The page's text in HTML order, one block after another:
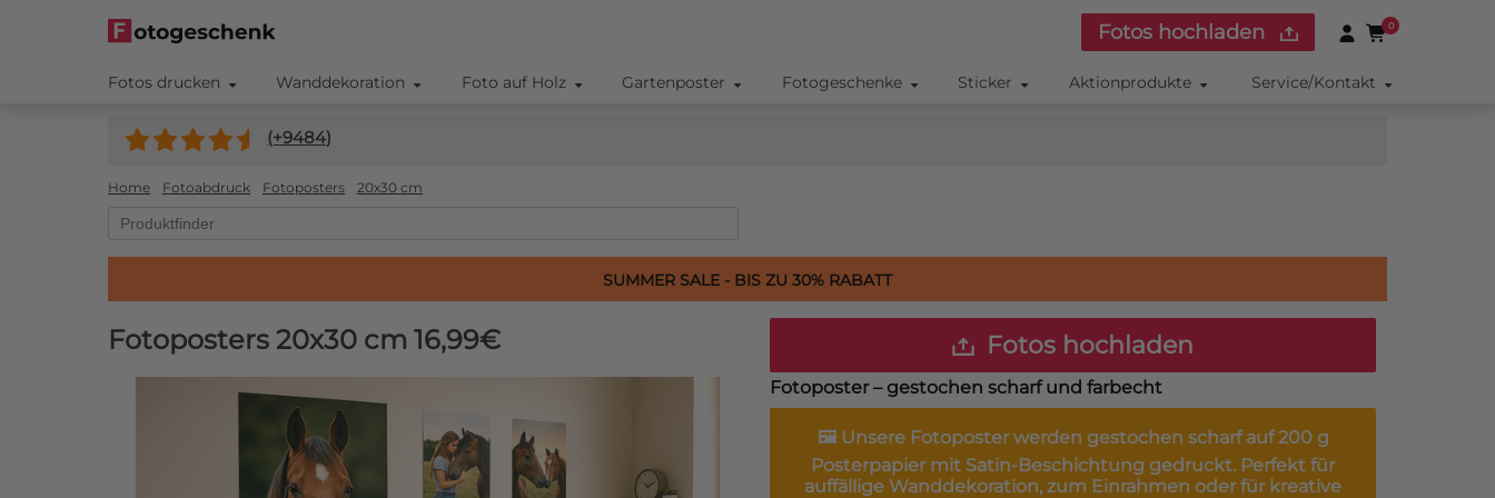
Fotos hochladen 0
Fotos drucken Wanddekoration Foto auf Holz Gartenposter Fotogeschenke Sticker Aktionprodukte Service/Kontakt
(+9484)
Home Fotoabdruck Fotoposters 20x30 cm
SUMMER SALE - BIS ZU 30% RABATT
Fotoposters 20x30 cm 16,99€ Fotos hochladen
Fotoposter – gestochen scharf und farbecht
🖼️ Unsere Fotoposterwerden gestochen scharf auf 200 g
Posterpapier mit Satin-Beschichtung gedruckt. Perfekt für
auffällige Wanddekoration, zum Einrahmen oder für kreative